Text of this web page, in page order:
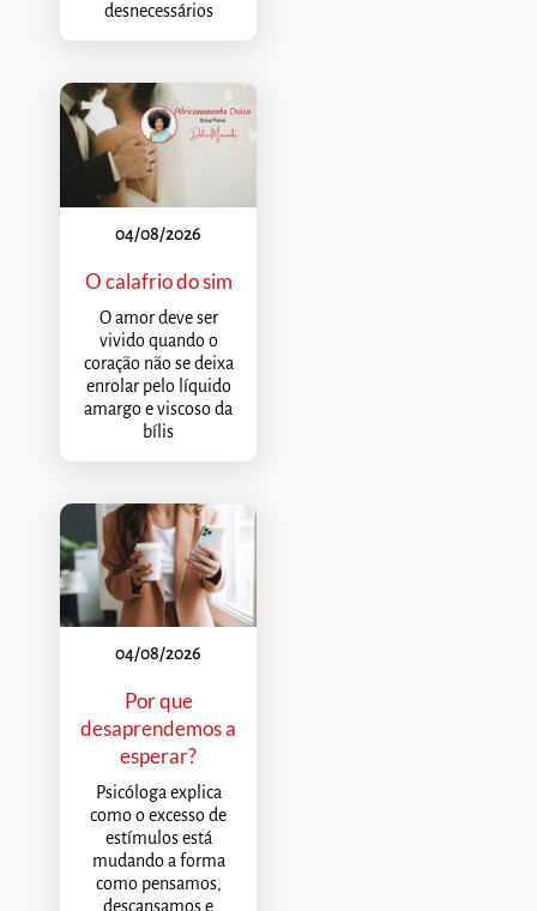
desnecessários
04/08/2026
O calafrio do sim
O amor deve ser
vivido quando o
coração não se deixa
enrolar pelo líquido
amargo e viscoso da
bílis
04/08/2026
Por que
desaprendemos a
esperar?
Psicóloga explica
como o excesso de
estímulos está
mudando a forma
como pensamos,
descansamos e